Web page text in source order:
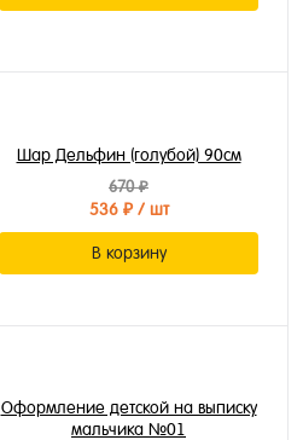
Шар Дельфин (голубой) 90см
670 ₽
536 ₽/ шт
В корзину
Оформление детской на выписку
мальчика №01